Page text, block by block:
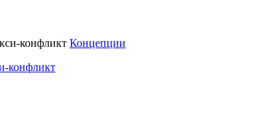
Концепции
конфликт